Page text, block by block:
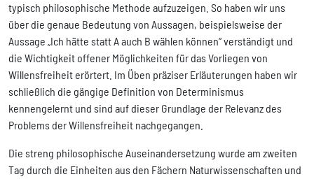
typisch philosophische Methode aufzuzeigen. So haben wir uns
über die genaue Bedeutung von Aussagen, beispielsweise der
Aussage „Ich hätte statt A auch B wählen können“ verständigt und
die Wichtigkeit offener Möglichkeiten für das Vorliegen von
Willensfreiheit erörtert. Im Üben präziser Erläuterungen haben wir
schließlich die gängige Definition von Determinismus
kennengelernt und sind auf dieser Grundlage der Relevanz des
Problems der Willensfreiheit nachgegangen.
Die streng philosophische Auseinandersetzung wurde am zweiten
Tag durch die Einheiten aus den Fächern Naturwissenschaften und